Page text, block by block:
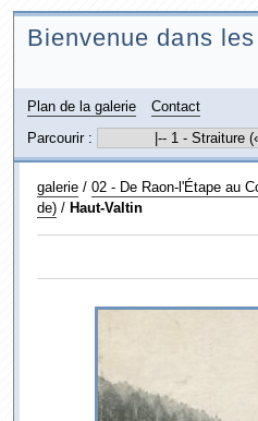
Bienvenue dans
Plan de la galerie
Contact
Parcourir :
galerie/ 02 - De Raon-l'Étape au
de)/ Haut-Valtin